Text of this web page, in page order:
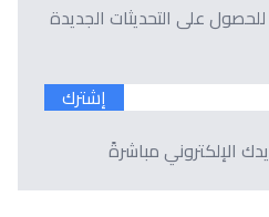
على التحديثات الجديدة
إشترك
الإلكتروني مباشرةً